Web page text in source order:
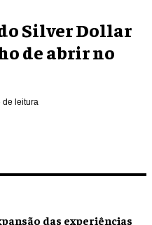
das experiências
Silver Dollar
de abrir no
de leitura